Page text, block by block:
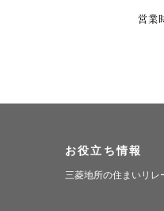
営業
お役立ち情報
三菱地所の住まいリレ